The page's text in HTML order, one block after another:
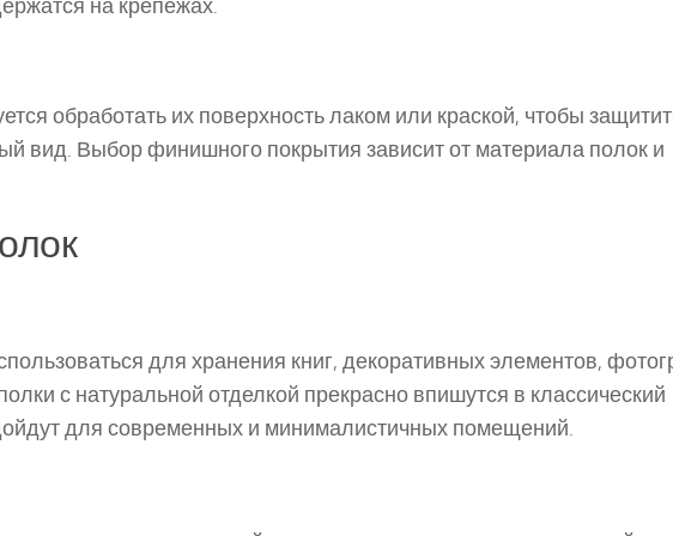
на крепежах.
обработать их поверхность лаком или краской, чтобы
вид. Выбор финишного покрытия зависит от материала полок и
для хранения книг, декоративных элементов,
с натуральной отделкой прекрасно впишутся в классический
для современных и минималистичных помещений.